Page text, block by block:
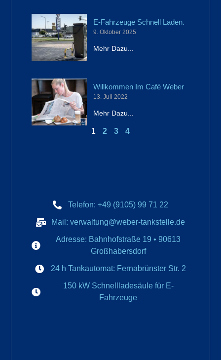
E-Fahrzeuge Schnell Laden.
9. Oktober 2025
Mehr Dazu...
Willkommen Im Café Weber
13. Juli 2022
Mehr Dazu...
Seite
1
Seite
2
Seite
3
Seite
4
Telefon: +49 (9105) 99 71 22
Mail: verwaltung@weber-tankstelle.de
Adresse: Bahnhofstraße 19 • 90613
Großhabersdorf
24 h Tankautomat: Fernabrünster Str. 2
150 kW Schnellladesäule für E-
Fahrzeuge